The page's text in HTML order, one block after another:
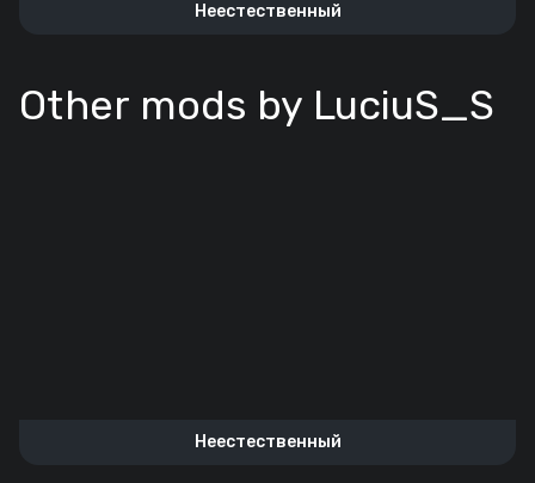
Неестественный
Other mods by LuciuS_S
Неестественный